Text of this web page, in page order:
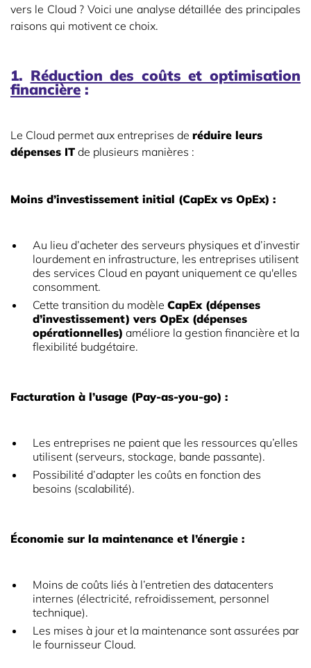
vers le Cloud ? Voici une analyse détaillée des principales
raisons qui motivent ce choix.
1. Réduction des coûts et optimisation
financière:
Le Cloud permet aux entreprises de réduire leurs
dépenses IT de plusieurs manières :
Moins d’investissement initial (CapEx vs OpEx) :
Au lieu d’acheter des serveurs physiques et d’investir
lourdement en infrastructure, les entreprises utilisent
des services Cloud en payant uniquement ce qu'elles
consomment.
Cette transition du modèle CapEx (dépenses
d’investissement) vers OpEx (dépenses
opérationnelles) améliore la gestion financière et la
flexibilité budgétaire.
Facturation à l’usage (Pay-as-you-go) :
Les entreprises ne paient que les ressources qu’elles
utilisent (serveurs, stockage, bande passante).
Possibilité d’adapter les coûts en fonction des
besoins (scalabilité).
Économie sur la maintenance et l’énergie :
Moins de coûts liés à l’entretien des datacenters
internes (électricité, refroidissement, personnel
technique).
Les mises à jour et la maintenance sont assurées par
le fournisseur Cloud.